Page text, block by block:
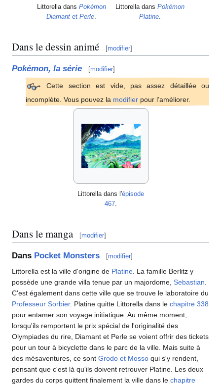
Littorella dans Pokémon
Diamant et Perle.
Littorella dans Pokémon
Platine.
Dans le dessin animé [modifier]
Pokémon, la série [modifier]
Cette section est vide, pas assez détaillée ou
incomplète. Vous pouvez la modifier pour l’améliorer.
Littorella dans l'épisode
467.
Dans le manga [modifier]
Dans Pocket Monsters [modifier]
Littorella est la ville d'origine de Platine . La famille Berlitz y
possède une grande villa tenue par un majordome, Sebastian
C'est également dans cette ville que se trouve le laboratoire du
Professeur Sorbier. Platine quitte Littorella dans le chapitre 338
pour entamer son voyage initiatique. Au même moment,
lorsqu'ils remportent le prix spécial de l'originalité des
Olympiades du rire, Diamant et Perle se voient offrir des tickets
pour un tour à bicyclette dans le parc de la ville. Mais suite à
des mésaventures, ce sont Grodo et Mosso qui s'y rendent,
pensant que c'est là qu'ils doivent retrouver Platine. Les deux
gardes du corps quittent finalement la ville dans le chapitre